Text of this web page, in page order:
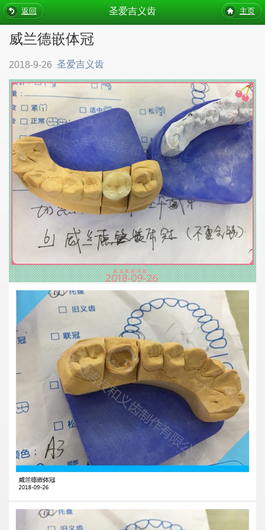
返回 圣爱吉义齿 主页
威兰德嵌体冠
2018-9-26 圣爱吉义齿